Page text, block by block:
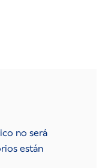
no será
están